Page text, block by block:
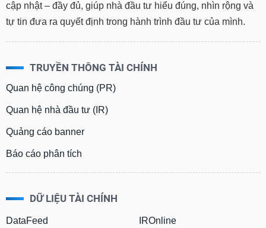
cập nhật – đầy đủ, giúp nhà đầu tư hiểu đúng, nhìn rộng và
tự tin đưa ra quyết định trong hành trình đầu tư của mình.
TRUYỀN THÔNG TÀI CHÍNH
Quan hệ công chúng (PR)
Quan hệ nhà đầu tư (IR)
Quảng cáo banner
Báo cáo phân tích
DỮ LIỆU TÀI CHÍNH
DataFeed
IROnline